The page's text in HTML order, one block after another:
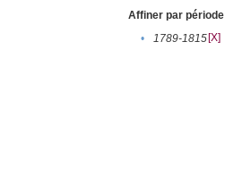
Affiner par période
•
1789-1815[X]